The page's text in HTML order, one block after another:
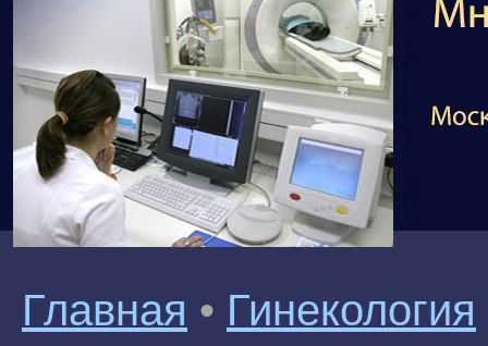
Главная • Гинекология